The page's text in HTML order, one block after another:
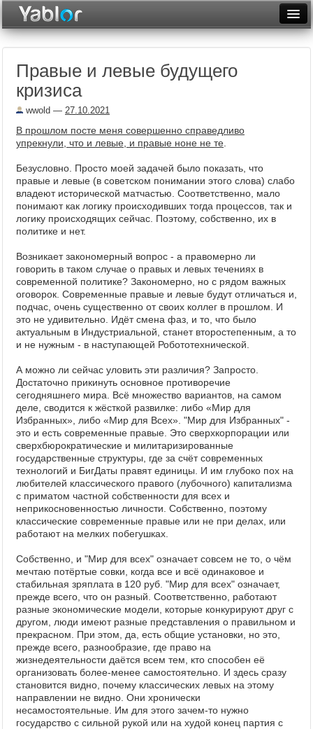
Неделя
Фототоп
Видеотоп
Правые и левые будущего
кризиса
wwold — 27.10.2021
В прошлом посте меня совершенно справедливо
упрекнули, что и левые, и правые ноне не те
Безусловно. Просто моей задачей было показать, что
правые и левые (в советском понимании этого слова) слабо
владеют исторической матчастью. Соответственно, мало
понимают как логику происходивших тогда процессов, так и
логику происходящих сейчас. Поэтому, собственно, их в
политике и нет.
Возникает закономерный вопрос - а правомерно ли
говорить в таком случае о правых и левых течениях в
современной политике? Закономерно, но с рядом важных
оговорок. Современные правые и левые будут отличаться и,
подчас, очень существенно от своих коллег в прошлом. И
это не удивительно. Идёт смена фаз, и то, что было
актуальным в Индустриальной, станет второстепенным, а то
и не нужным - в наступающей Робототехнической.
А можно ли сейчас уловить эти различия? Запросто.
Достаточно прикинуть основное противоречие
сегодняшнего мира. Всё множество вариантов, на самом
деле, сводится к жёсткой развилке: либо «Мир для
Избранных», либо «Мир для Всех». "Мир для Избранных" -
это и есть современные правые. Это сверхкорпорации или
сверхбюрократические и милитаризированные
государственные структуры, где за счёт современных
технологий и БигДаты правят единицы. И им глубоко пох на
любителей классического правого (лубочного) капитализма
с приматом частной собственности для всех и
неприкосновенностью личности. Собственно, поэтому
классические современные правые или не при делах, или
работают на мелких побегушках.
Собственно, и "Мир для всех" означает совсем не то, о чём
мечтаю потёртые совки, когда все и всё одинаковое и
стабильная зряплата в 120 руб. "Мир для всех" означает,
прежде всего, что он разный. Соответственно, работают
разные экономические модели, которые конкурируют друг с
другом, люди имеют разные представления о правильном и
прекрасном. При этом, да, есть общие установки, но это,
прежде всего, разнообразие, где право на
жизнедеятельности даётся всем тем, кто способен её
организовать более-менее самостоятельно. И здесь сразу
становится видно, почему классических левых на этому
направлении не видно. Они хронически
несамостоятельные. Им для этого зачем-то нужно
государство с сильной рукой или на худой конец партия с